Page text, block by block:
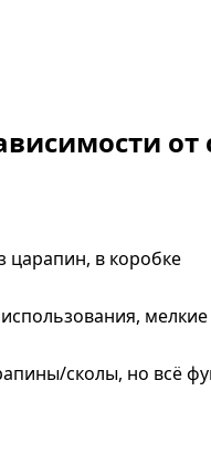
от
царапин, в коробке
сколы, но всё